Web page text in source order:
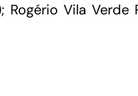
Vila Verde